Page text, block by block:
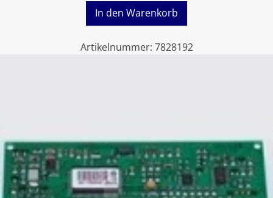
In den Warenkorb
Artikelnummer: 7828192